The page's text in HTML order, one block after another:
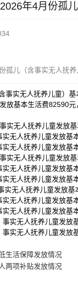
年4月份孤
儿（含事实无人抚养
事实无人抚养儿童）
放基本生活费82590
实无人抚养儿童发放
实无人抚养儿童发放
无人抚养儿童发放
实无人抚养儿童发放
无人抚养儿童发放
无人抚养儿童发放
实无人抚养儿童发放
无人抚养儿童发放
无人抚养儿童发放
实无人抚养儿童发
实无人抚养儿童发
生活保障发放情况
两项补贴发放情况